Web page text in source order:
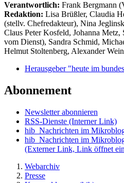
Verantwortlich: Frank Bergmann
Redaktion: Lisa Brüßler, Claudia
(stellv. Chefredakteur), Nina
Claus Peter Kosfeld, Johanna
vom Dienst), Sandra Schmid,
Helmut Stoltenberg, Alexander
Herausgeber "heute im
Abonnement
Newsletter abonnieren
RSS-Dienste (Interner Link)
hib_Nachrichten im
hib_Nachrichten im
(Externer Link, Link öffnet
Webarchiv
Presse